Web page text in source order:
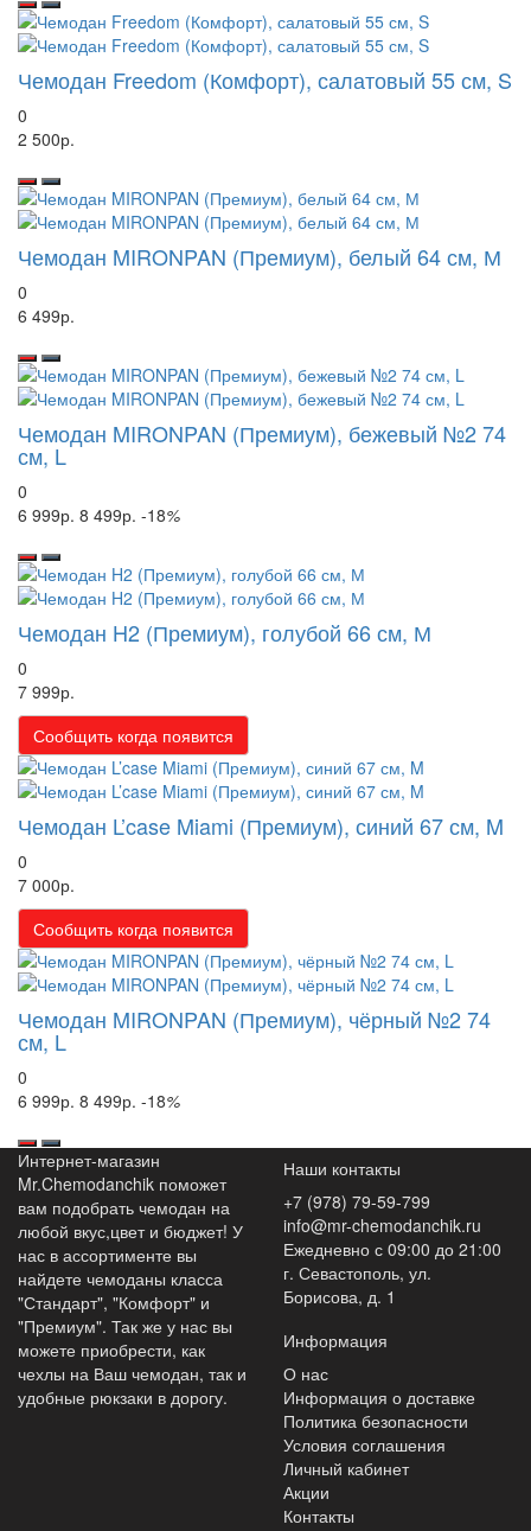
Чемодан Freedom (Комфорт), салатовый 55 см, S
0
2 500р.
Чемодан MIRONPAN (Премиум), белый 64 см, М
0
6 499р.
Чемодан MIRONPAN (Премиум), бежевый №2 74
см, L
0
6 999р. 8 499р. -18%
Чемодан H2 (Премиум), голубой 66 см, М
0
7 999р.
Сообщить когда появится
Чемодан L’case Miami (Премиум), синий 67 см, M
0
7 000р.
Сообщить когда появится
Чемодан MIRONPAN (Премиум), чёрный №2 74
см, L
0
6 999р. 8 499р. -18%
Интернет-магазин
Mr.Chemodanchik поможет
вам подобрать чемодан на
любой вкус,цвет и бюджет! У
нас в ассортименте вы
найдете чемоданы класса
"Стандарт", "Комфорт" и
"Премиум". Так же у нас вы
можете приобрести, как
чехлы на Ваш чемодан, так и
удобные рюкзаки в дорогу.
Наши контакты
+7 (978) 79-59-799
info@mr-chemodanchik.ru
Ежедневно с 09:00 до 21:00
г. Севастополь, ул.
Борисова, д. 1
Информация
О нас
Информация о доставке
Политика безопасности
Условия соглашения
Личный кабинет
Акции
Контакты